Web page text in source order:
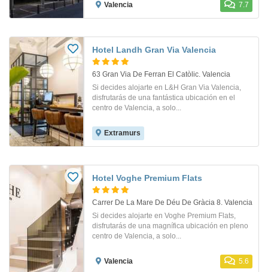
Valencia 7.7
Hotel Landh Gran Via Valencia
63 Gran Via De Ferran El Catòlic. Valencia
Si decides alojarte en L&H Gran Via Valencia,
disfrutarás de una fantástica ubicación en el
centro de Valencia, a solo...
Extramurs
Hotel Voghe Premium Flats
Carrer De La Mare De Déu De Gràcia 8. Valencia
Si decides alojarte en Voghe Premium Flats,
disfrutarás de una magnífica ubicación en pleno
centro de Valencia, a solo...
Valencia 5.6